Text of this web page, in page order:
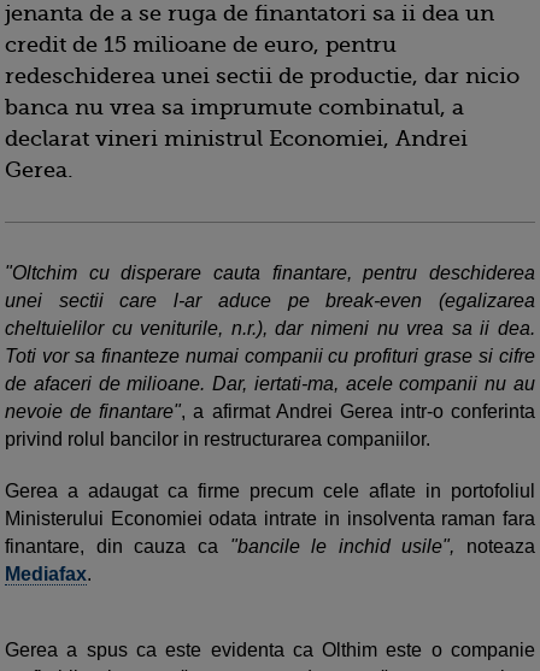
jenanta de a se ruga de finantatori sa ii dea un
credit de 15 milioane de euro, pentru
redeschiderea unei sectii de productie, dar nicio
banca nu vrea sa imprumute combinatul, a
declarat vineri ministrul Economiei, Andrei
Gerea.
"Oltchim cu disperare cauta finantare, pentru deschiderea
unei sectii care l-ar aduce pe break-even (egalizarea
cheltuielilor cu veniturile, n.r.), dar nimeni nu vrea sa ii dea.
Toti vor sa finanteze numai companii cu profituri grase si cifre
de afaceri de milioane. Dar, iertati-ma, acele companii nu au
nevoie de finantare", a afirmat Andrei Gerea intr-o conferinta
privind rolul bancilor in restructurarea companiilor.
Gerea a adaugat ca firme precum cele aflate in portofoliul
Ministerului Economiei odata intrate in insolventa raman fara
finantare, din cauza ca "bancile le inchid usile", noteaza
Mediafax.
Gerea a spus ca este evidenta ca Olthim este o companie